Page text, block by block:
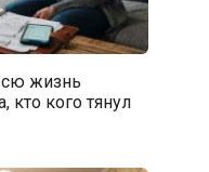
жизнь
кто кого тянул